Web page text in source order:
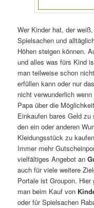
Wer Kinder hat, der
Spielsachen und
Höhen steigen können.
und alles was fürs Kind
man teilweise schon
erfüllen kann oder nur
nicht verwunderlich
Papa über die
Einkaufen bares Geld
den ein oder anderen
Kleidungsstück zu
Immer mehr
vielfältiges Angebot an
auch für viele weitere
Portale ist Groupon.
man beim Kauf von
oder für Spielsachen